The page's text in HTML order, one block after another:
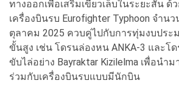
ทางออกเพื่อเสริมเขี้ยวเล็บในระยะสั้น ด้
เครื่องบินรบ Eurofighter Typhoon จำน
ตุลาคม 2025 ควบคู่ไปกับการทุ่มงบปร
ขั้นสูง เช่น โดรนล่องหน ANKA-3 และโ
ขับไล่อย่าง Bayraktar Kizilelma เพื่อนำ
ร่วมกับเครื่องบินรบแบบมีนักบิน